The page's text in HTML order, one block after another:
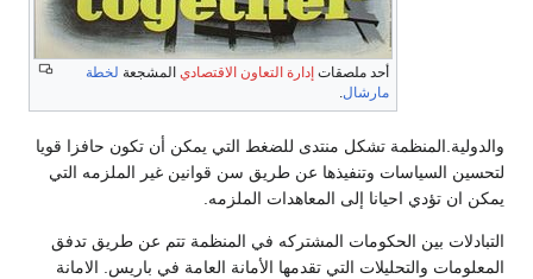
أحد ملصقات إدارة التعاون الاقتصادي المشجعة لخطة
مارشال.
والدولية.المنظمة تشكل منتدى للضغط التي يمكن أن تكون حافزا قويا
لتحسين السياسات وتنفيذها عن طريق سن قوانين غير الملزمه التي
يمكن ان تؤدي احيانا إلى المعاهدات الملزمه.
التبادلات بين الحكومات المشتركه في المنظمة تتم عن طريق تدفق
المعلومات والتحليلات التي تقدمها الأمانة العامة في باريس. الامانة